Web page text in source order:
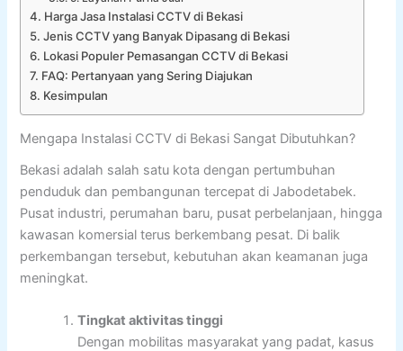
Harga Jasa Instalasi CCTV di Bekasi
Jenis CCTV yang Banyak Dipasang di Bekasi
Lokasi Populer Pemasangan CCTV di Bekasi
FAQ: Pertanyaan yang Sering Diajukan
Kesimpulan
Mengapa Instalasi CCTV di Bekasi Sangat Dibutuhkan?
Bekasi adalah salah satu kota dengan pertumbuhan
penduduk dan pembangunan tercepat di Jabodetabek.
Pusat industri, perumahan baru, pusat perbelanjaan, hingga
kawasan komersial terus berkembang pesat. Di balik
perkembangan tersebut, kebutuhan akan keamanan juga
meningkat.
Tingkat aktivitas tinggi
Dengan mobilitas masyarakat yang padat, kasus